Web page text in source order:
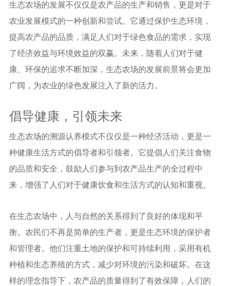
生态农场的发展不仅仅是农产品的生产和销售，更是对于
农业发展模式的一种创新和尝试。它通过保护生态环境，
提高农产品的品质，满足人们对于绿色食品的需求，实现
了经济效益与环境效益的双赢。未来，随着人们对于健
康、环保的追求不断加深，生态农场的发展前景将会更加
广阔，为农业的绿色发展注入了新的活力。
倡导健康，引领未来
生态农场的溯源认养模式不仅仅是一种经济活动，更是一
种健康生活方式的倡导者和引领者。它提倡人们关注食物
的品质和安全，鼓励人们参与到农产品生产的全过程中
来，增强了人们对于健康饮食和生活方式的认知和重视。
在生态农场中，人与自然的关系得到了良好的体现和平
衡。农民们不再是简单的生产者，更是生态环境的保护者
和管理者。他们注重土地的保护和可持续利用，采用有机
种植和生态养殖的方式，减少对环境的污染和破坏。在这
样的理念指导下，农产品的质量得到了有效保障，人们的